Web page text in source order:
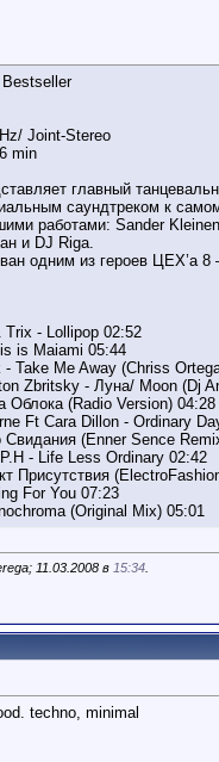
Joint-Stereo
min
главный
саундтреком к
работами: Sander
и DJ Riga.
одним из героев ЦЕХ’а 8
- Lollipop 02:52
is Maiami 05:44
Take Me Away (Chriss
Zbritsky - Луна/ Moon (Dj
(Radio Version) 04:28
Ft Cara Dillon - Ordinary
(Enner Sence
- Life Less Ordinary 02:42
Присутствия
For You 07:23
(Original Mix) 05:01
11.03.2008 в 15:34
techno, minimal